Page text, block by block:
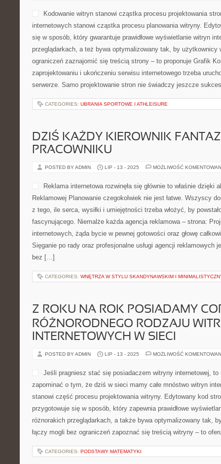
Kodowanie witryn stanowi cząstka procesu projektowania
internetowych stanowi cząstka procesu planowania witryny.
się w sposób, który gwarantuje prawidłowe wyświetlanie witryn
przeglądarkach, a też bywa optymalizowany tak, by użytkownicy
ograniczeń zaznajomić się treścią strony – to proponuje Grafik
zaprojektowaniu i ukończeniu serwisu internetowego trzeba
serwerze. Samo projektowanie stron nie świadczy jeszcze
CATEGORIES: UBRANIA SPORTOWE I ATHLEISURE
DZIŚ KAŻDY KIEROWNIK
PRACOWNIKU
POSTED BY ADMIN LIP - 13 - 2025 MOŻLIWOŚĆ
Reklama internetowa rozwinęła się głównie to właśnie dzięki
Reklamowej Planowanie czegokolwiek nie jest łatwe. Wszyscy
z tego, ile serca, wysiłki i umiejętności trzeba włożyć, by
fascynującego. Niemalże każda agencja reklamowa – strona:
internetowych, żąda bycie w pewnej gotowości oraz głowę
Sięganie po rady oraz profesjonalne usługi agencji reklamowych
bez […]
CATEGORIES: WNĘTRZA W STYLU SKANDYNAWSKIM I
Z ROKU NA ROK POSIADAMY
RÓŻNORODNEGO RODZAJU
INTERNETOWYCH W SIECI
POSTED BY ADMIN LIP - 13 - 2025 MOŻLIWOŚĆ
Jeśli pragniesz stać się posiadaczem witryny internetowej, to
zapominać o tym, że dziś w sieci mamy całe mnóstwo witryn
stanowi część procesu projektowania witryny. Edytowany kod
przygotowuje się w sposób, który zapewnia prawidłowe
różnorakich przeglądarkach, a także bywa optymalizowany tak,
łączy mogli bez ograniczeń zapoznać się treścią witryny – to
CATEGORIES: PODSTAWY MATEMATYKI